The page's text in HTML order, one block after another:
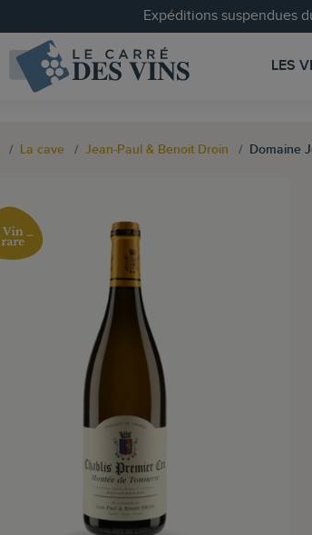
Expéditions suspendues
LES
La cave Jean-Paul & Benoit Droin Domaine